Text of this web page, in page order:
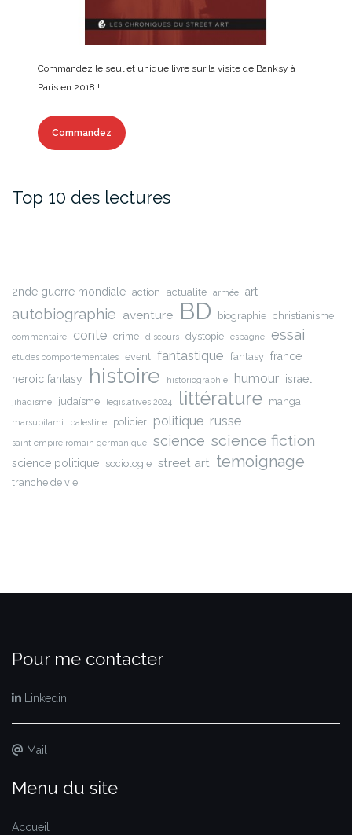
Commandez le seul et unique livre sur la visite de Banksy à
Paris en 2018 !
Commandez
Top 10 des lectures
2nde guerre mondiale action actualite armée art
autobiographie aventure BD biographie christianisme
commentaire conte crime discours dystopie espagne essai
etudes comportementales event fantastique fantasy france
heroic fantasy
histoire historiographie humour israel
jihadisme judaïsme legislatives 2024 littérature manga
marsupilami palestine policier politique russe
saint empire romain germanique science science fiction
science politique sociologie street art temoignage
tranche de vie
Pour me contacter
Linkedin
Mail
Menu du site
Accueil